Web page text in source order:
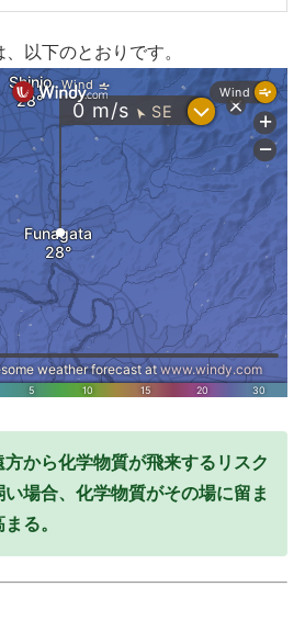
以下のとおりです。
から化学物質が飛来するリスク
場合、化学物質がその場に留ま
る。